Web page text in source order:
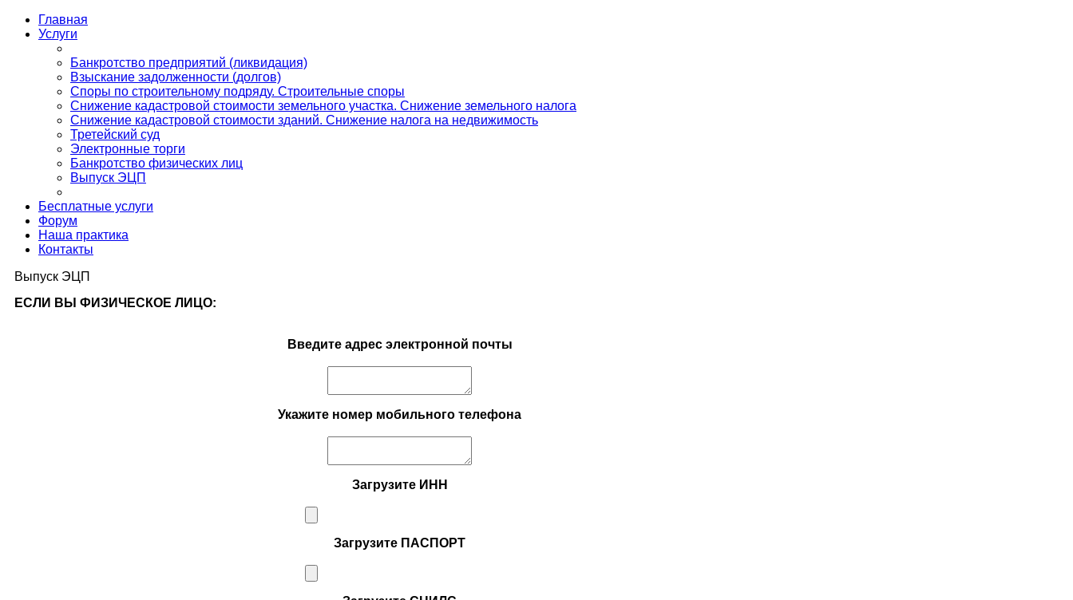
Главная
Услуги
Банкротство предприятий (ликвидация)
Взыскание задолженности (долгов)
Споры по строительному подряду. Строительные споры
Снижение кадастровой стоимости земельного участка. Снижение земельного налога
Снижение кадастровой стоимости зданий. Снижение налога на недвижимость
Третейский суд
Электронные торги
Банкротство физических лиц
Выпуск ЭЦП
Бесплатные услуги
Форум
Наша практика
Контакты
Выпуск ЭЦП
ЕСЛИ ВЫ ФИЗИЧЕСКОЕ ЛИЦО:
Введите адрес электронной почты
Укажите номер мобильного телефона
Загрузите ИНН
Загрузите ПАСПОРТ